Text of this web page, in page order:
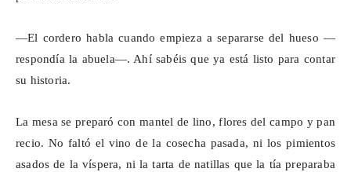
—El cordero habla cuando empieza a separarse del hueso —
respondía la abuela—. Ahí sabéis que ya está listo para contar
su historia.
La mesa se preparó con mantel de lino, flores del campo y pan
recio. No faltó el vino de la cosecha pasada, ni los pimientos
asados de la víspera, ni la tarta de natillas que la tía preparaba